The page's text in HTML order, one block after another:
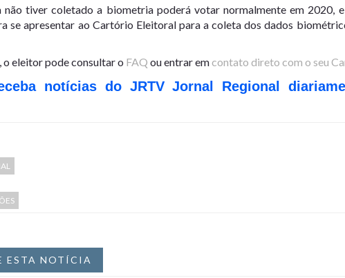
tiver coletado a biometria poderá votar normalmente em 2020,
se apresentar ao Cartório Eleitoral para a coleta dos dados
o eleitor pode consultar o FAQ ou entrar emcontato direto com o seu
notícias do JRTV Jornal Regional
ESTA NOTÍCIA